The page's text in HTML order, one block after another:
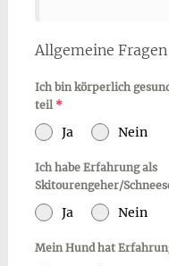
Allgemeine Fragen
Ich bin körperlich
teil *
Ja Nein
Ich habe Erfahrung als
Skitourengeher/
Ja Nein
Mein Hund hat